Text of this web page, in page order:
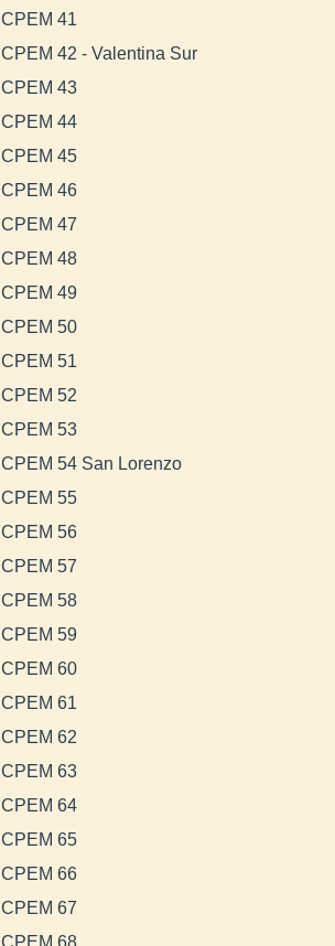
CPEM 41
CPEM 42 - Valentina Sur
CPEM 43
CPEM 44
CPEM 45
CPEM 46
CPEM 47
CPEM 48
CPEM 49
CPEM 50
CPEM 51
CPEM 52
CPEM 53
CPEM 54 San Lorenzo
CPEM 55
CPEM 56
CPEM 57
CPEM 58
CPEM 59
CPEM 60
CPEM 61
CPEM 62
CPEM 63
CPEM 64
CPEM 65
CPEM 66
CPEM 67
CPEM 68